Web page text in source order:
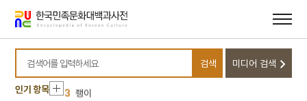
바로가기
바로가기
검색어를 입력하세요
검색 미디어 검색
인기 항목
10 김천 과하주
1 금성대군
2 태형
3 좽이